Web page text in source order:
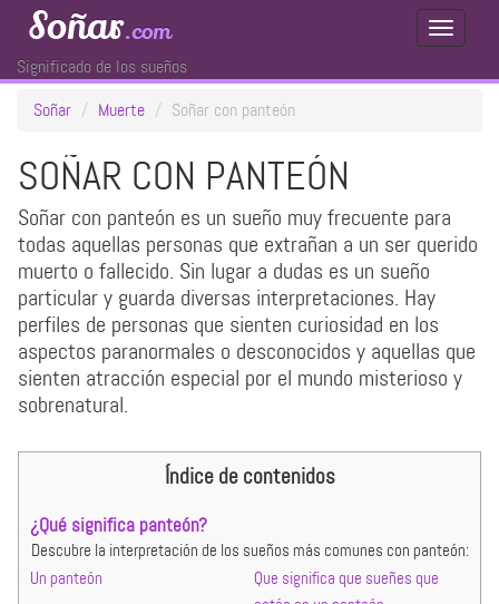
Toggle
Soñar.com
Significado de los sueños
Soñar
Muerte Soñar con panteón
SOÑAR CON PANTEÓN
Soñar con panteón es un sueño muy frecuente para
todas aquellas personas que extrañan a un ser querido
muerto o fallecido. Sin lugar a dudas es un sueño
particular y guarda diversas interpretaciones. Hay
perfiles de personas que sienten curiosidad en los
aspectos paranormales o desconocidos y aquellas que
sienten atracción especial por el mundo misterioso y
sobrenatural.
Índice de contenidos
¿Qué significa panteón?
Descubre la interpretación de los sueños más comunes con panteón:
Un panteón
Que significa que sueñes que